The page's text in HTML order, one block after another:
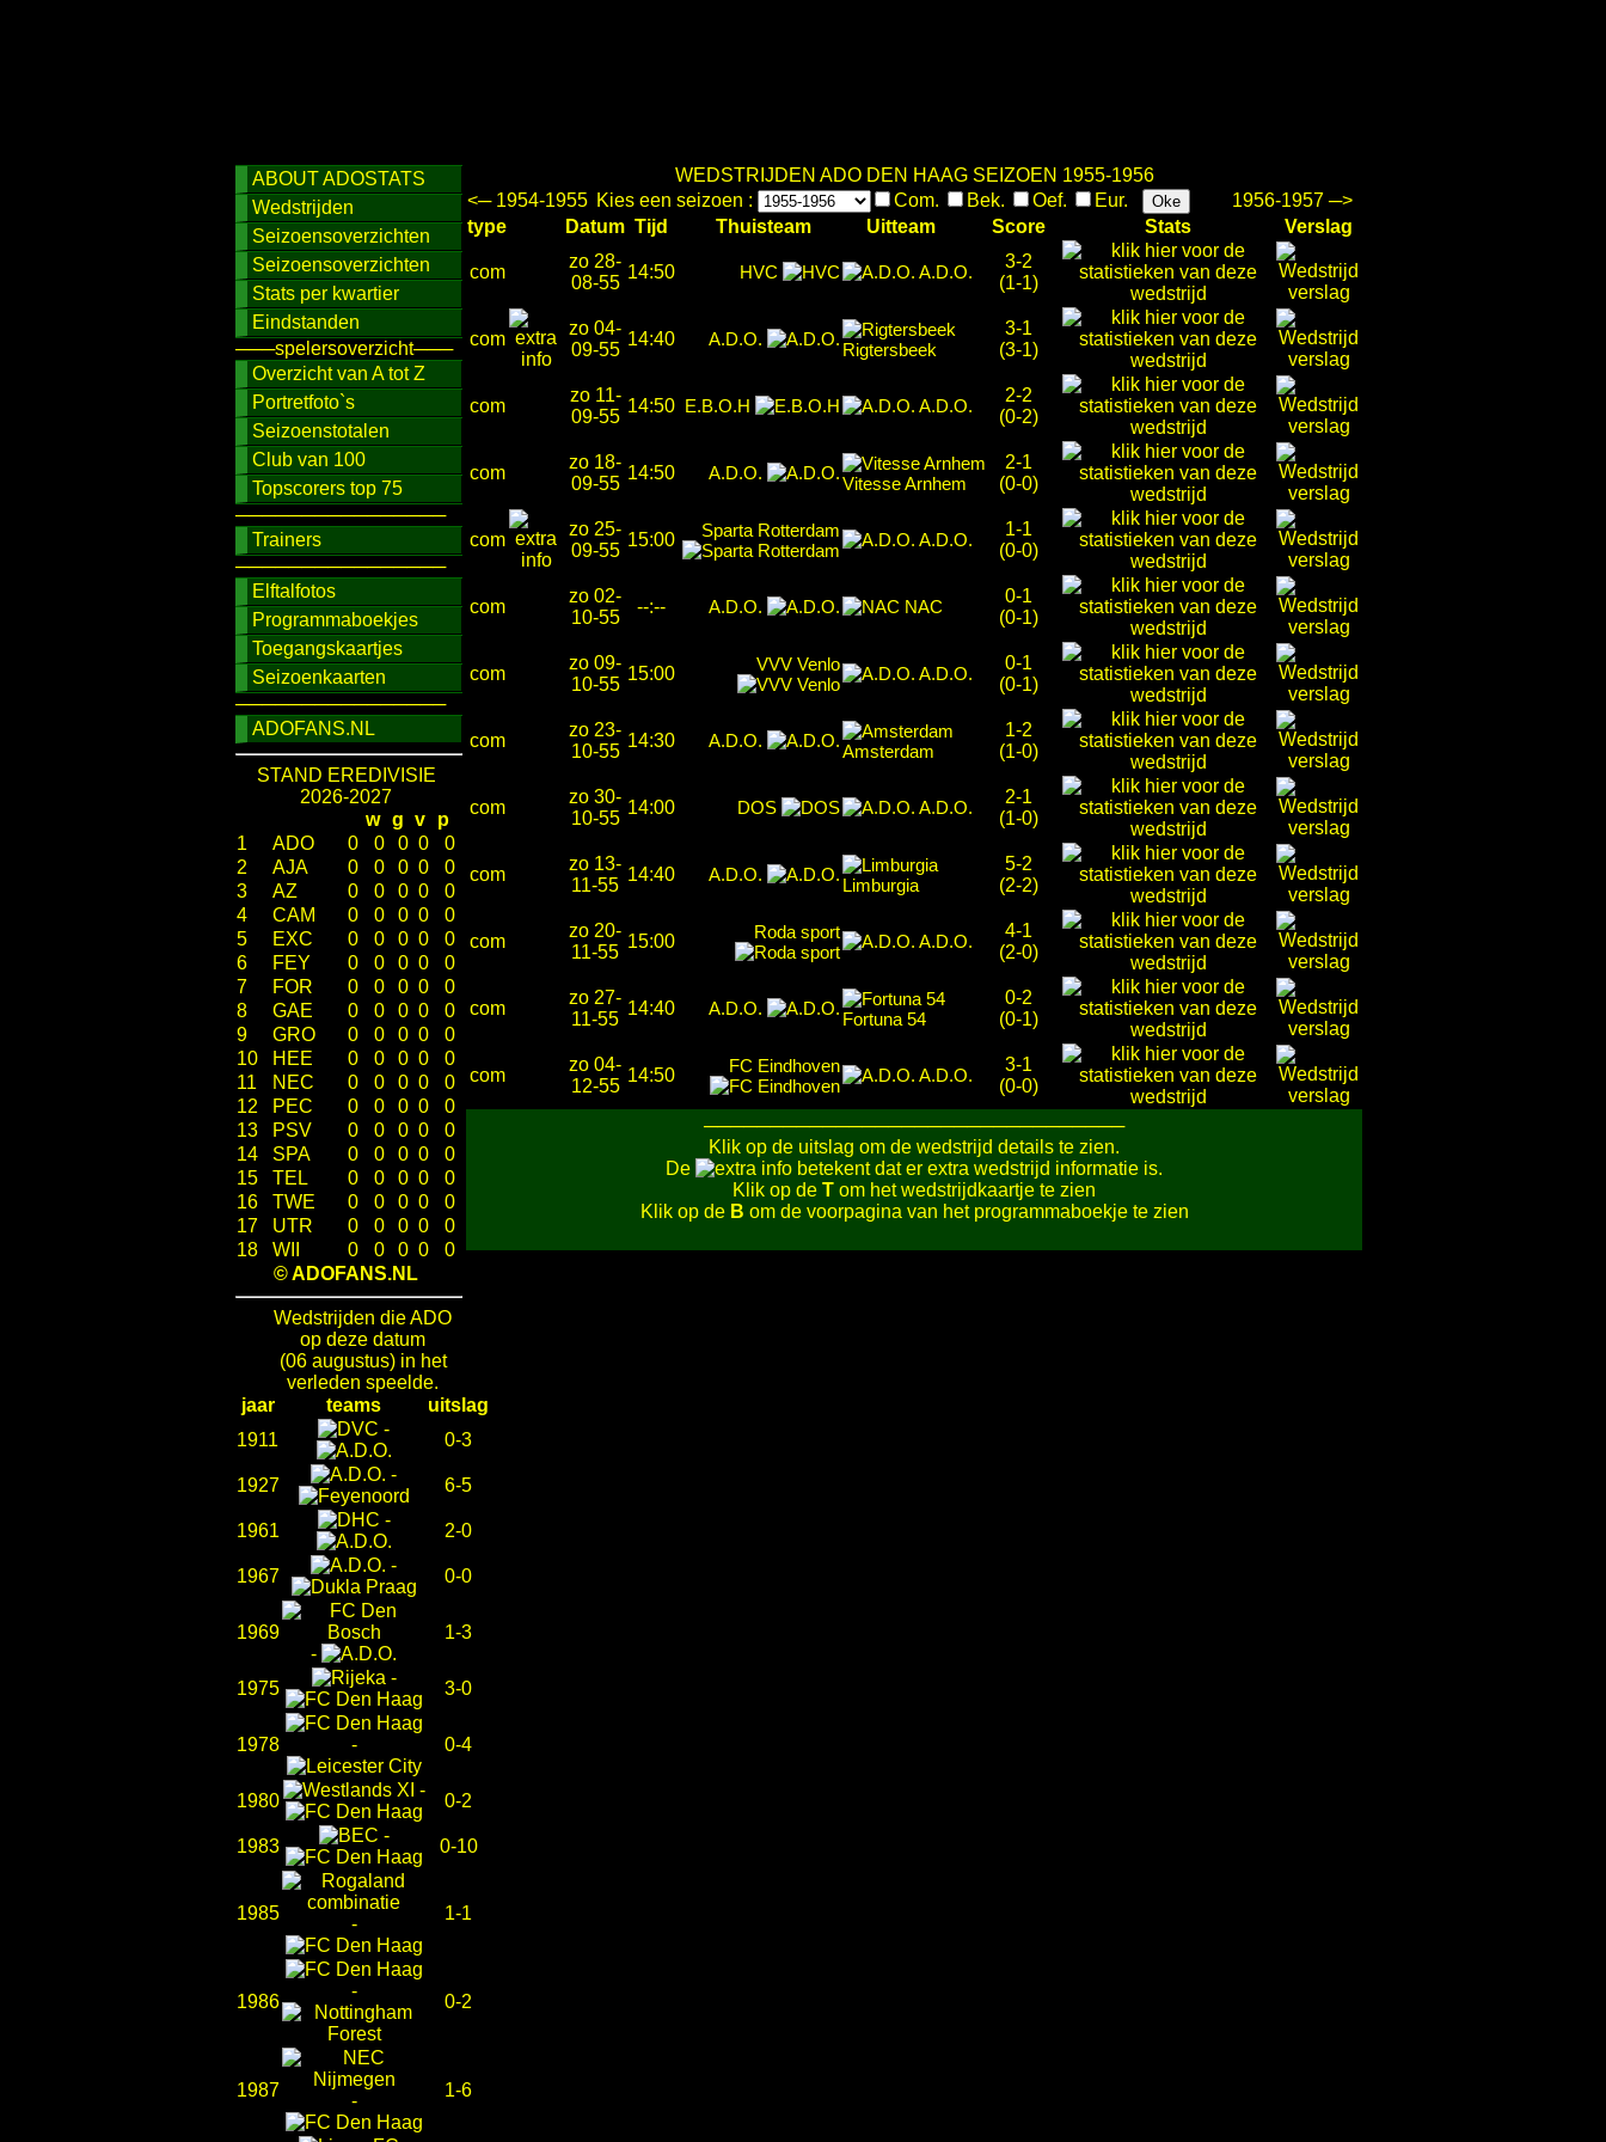
ABOUT ADOSTATS
Wedstrijden
Seizoensoverzichten
Seizoensoverzichten
Stats per kwartier
Eindstanden
───spelersoverzicht───
Overzicht van A tot Z
Portretfoto`s
Seizoenstotalen
Club van 100
Topscorers top 75
────────────────
Trainers
────────────────
Elftalfotos
Programmaboekjes
Toegangskaartjes
Seizoenkaarten
────────────────
ADOFANS.NL
STAND EREDIVISIE
2026-2027
w g v
p
1
ADO 0 0 0 0
0
2
AJA 0 0 0 0
0
3
AZ 0 0 0 0
0
4
CAM 0 0 0 0
0
5
EXC 0 0 0 0
0
6
FEY 0 0 0 0
0
7
FOR 0 0 0 0
0
8
GAE 0 0 0 0
0
9
GRO 0 0 0 0
0
10
HEE 0 0 0 0
0
11
NEC 0 0 0 0
0
12
PEC 0 0 0 0
0
13
PSV 0 0 0 0
0
14
SPA 0 0 0 0
0
15
TEL 0 0 0 0
0
16
TWE 0 0 0 0
0
17
UTR 0 0 0 0
0
18
WII 0 0 0 0
0
© ADOFANS.NL
Wedstrijden die ADO
op deze datum
(06 augustus) in het
verleden speelde.
jaar
teams
uitslag
1911
-
0-3
1927
-
6-5
1961
-
2-0
1967
-
0-0
1969
-
1-3
1975
-
3-0
1978 - 0-4
1980
-
0-2
1983
-
0-10
1985
-
1-1
1986
-
0-2
1987
-
1-6
WEDSTRIJDEN ADO DEN HAAG SEIZOEN 1955-1956
<─ 1954-1955 Kies een seizoen : Com. Bek. Oef. Eur. Oke
1956-1957 ─>
type
Datum Tijd Thuisteam Uitteam Score Stats Verslag
com
zo 28-
08-55
14:50 HVC A.D.O.
3-2
(1-1)
com
zo 04-
09-55
14:40 A.D.O.
Rigtersbeek
3-1
(3-1)
com
zo 11-
09-55
14:50 E.B.O.H A.D.O.
2-2
(0-2)
com
zo 18-
09-55
14:50 A.D.O.
Vitesse Arnhem
2-1
(0-0)
com
zo 25-
09-55
15:00 Sparta Rotterdam A.D.O.
1-1
(0-0)
com
zo 02-
10-55
--:-- A.D.O. NAC
0-1
(0-1)
com
zo 09-
10-55
15:00 VVV Venlo A.D.O.
0-1
(0-1)
com
zo 23-
10-55
14:30 A.D.O.
Amsterdam
1-2
(1-0)
com
zo 30-
10-55
14:00 DOS A.D.O.
2-1
(1-0)
com
zo 13-
11-55
14:40 A.D.O.
Limburgia
5-2
(2-2)
com
zo 20-
11-55
15:00 Roda sport A.D.O.
4-1
(2-0)
com
zo 27-
11-55
14:40 A.D.O.
Fortuna 54
0-2
(0-1)
com
zo 04-
12-55
14:50 FC Eindhoven A.D.O.
3-1
(0-0)
────────────────────────────────
Klik op de uitslag om de wedstrijd details te zien.
De
betekent dat er extra wedstrijd informatie is.
Klik op de T om het wedstrijdkaartje te zien
Klik op de B om de voorpagina van het programmaboekje te zien